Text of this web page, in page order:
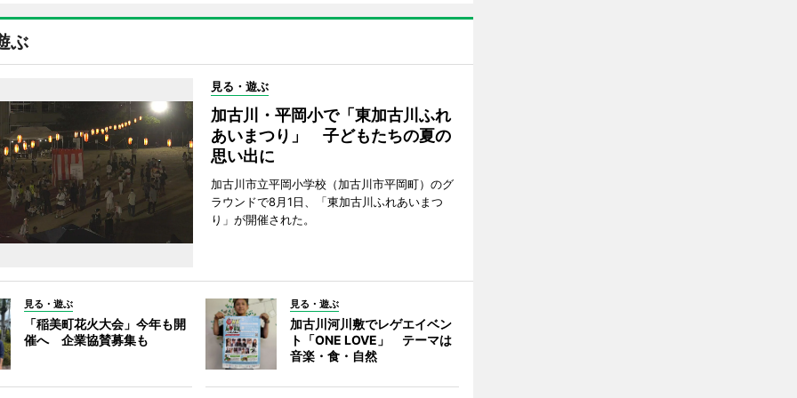
ぶ
見る・遊ぶ
加古川・平岡小で「東加古川ふれ
あいまつり」 子どもたちの夏の
思い出に
加古川市立平岡小学校（加古川市平岡町）のグ
ラウンドで8月1日、「東加古川ふれあいまつ
り」が開催された。
見る・遊ぶ
「稲美町花火大会」今年も開
催へ 企業協賛募集も
見る・遊ぶ
加古川河川敷でレゲエイベン
ト「ONE LOVE」 テーマは
音楽・食・自然